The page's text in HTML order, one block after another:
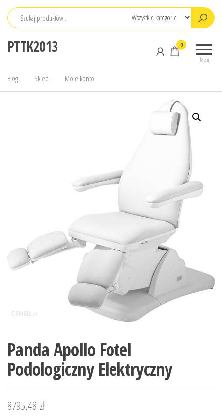
Przejdź
PTTK2013
Menu
0
Blog Sklep Moje konto
Panda Apollo Fotel
Podologiczny Elektryczny
8795,48 zł